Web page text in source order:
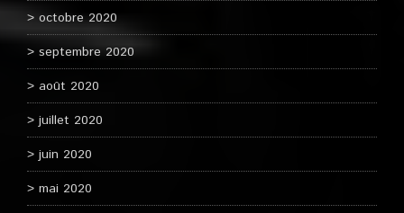
octobre 2020
septembre 2020
août 2020
juillet 2020
juin 2020
mai 2020